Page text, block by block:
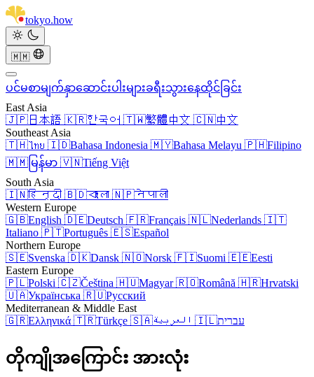
tokyo.how
🇲🇲
ပင်မစာမျက်နှာဆောင်းပါးများခရီးသွားနေထိုင်ခြင်း
East Asia
🇯🇵 日本語 🇰🇷한국어 🇹🇼繁體中文 🇨🇳中文
Southeast Asia
🇹🇭ไทย 🇮🇩Bahasa Indonesia 🇲🇾Bahasa Melayu 🇵🇭Filipino
🇲🇲 မြန်မာ 🇻🇳Tiếng Việt
South Asia
🇮🇳हिन्दी 🇧🇩বাংলা 🇳🇵नेपाली
Western Europe
🇬🇧English 🇩🇪Deutsch 🇫🇷Français 🇳🇱Nederlands 🇮🇹
Italiano 🇵🇹Português 🇪🇸Español
Northern Europe
🇸🇪Svenska 🇩🇰Dansk 🇳🇴Norsk 🇫🇮Suomi 🇪🇪Eesti
Eastern Europe
🇵🇱Polski 🇨🇿Čeština 🇭🇺Magyar🇷🇴Română 🇭🇷Hrvatski
🇺🇦Українська 🇷🇺Русский
Mediterranean & Middle East
🇬🇷Ελληνικά 🇹🇷Türkçe 🇸🇦 🇮🇱עברית
တိုကျိုအကြောင်း အားလုံး